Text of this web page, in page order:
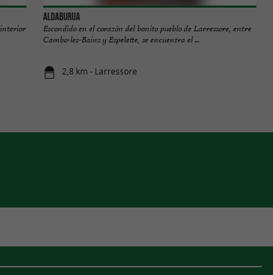
interior
ALDABURUA
Escondido en el corazón del bonito pueblo de Larressore, entre
Cambo-les-Bains y Espelette, se encuentra el ...
2,8 km - Larressore